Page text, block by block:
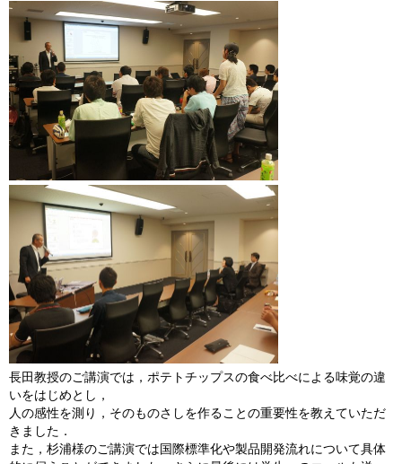
長田教授のご講演では，ポテトチップスの食べ比べによる味覚の違
いをはじめとし，
人の感性を測り，そのものさしを作ることの重要性を教えていただ
きました．
また，杉浦様のご講演では国際標準化や製品開発流れについて具体